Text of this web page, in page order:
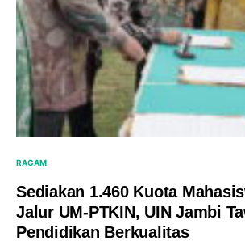
RAGAM
Sediakan 1.460 Kuota
Jalur UM-PTKIN, UIN Jambi
Pendidikan Berkualitas